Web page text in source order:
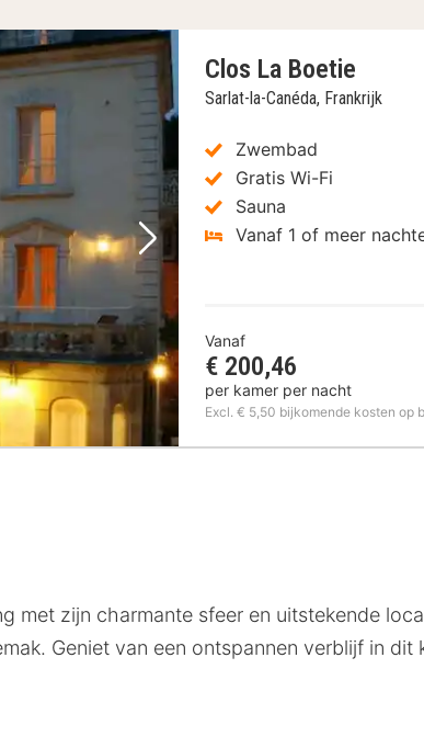
Volgende foto
Clos La Boetie
Sarlat-la-Canéda, Frankrijk
Zwembad
Gratis Wi-Fi
Sauna
Vanaf 1 of meer
Vanaf
€ 200,46
per kamer per nacht
Excl. € 5,50 bijkomende kosten op
met zijn charmante sfeer en uitstekende
Geniet van een ontspannen verblijf in